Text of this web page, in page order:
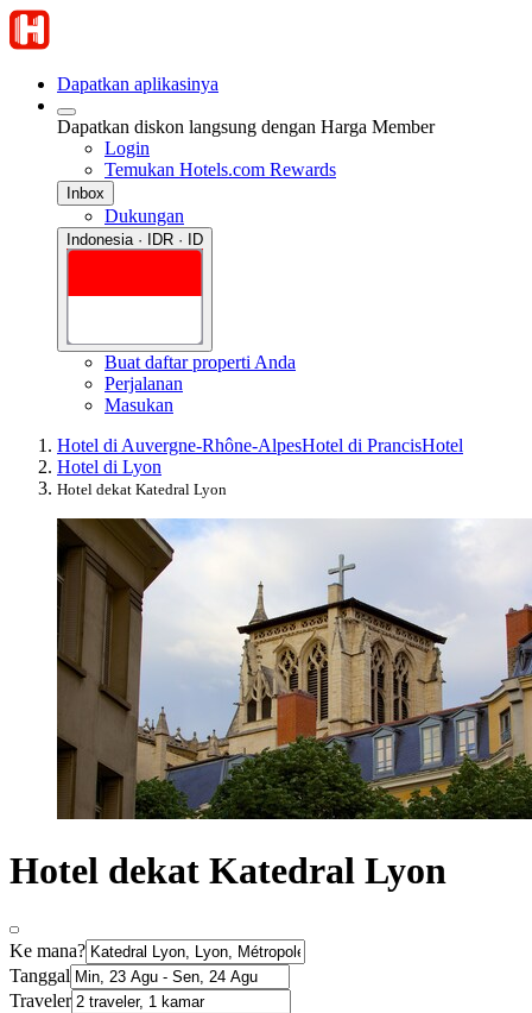
Dapatkan aplikasinya
Dapatkan diskon langsung dengan Harga Member
Login
Temukan Hotels.com Rewards
Inbox
Dukungan
Indonesia · IDR · ID
Buat daftar properti Anda
Perjalanan
Masukan
Hotel di Auvergne-Rhône-AlpesHotel di PrancisHotel
Hotel di Lyon
Hotel dekat Katedral Lyon
Hotel dekat Katedral Lyon
Ke mana?
Tanggal
Traveler